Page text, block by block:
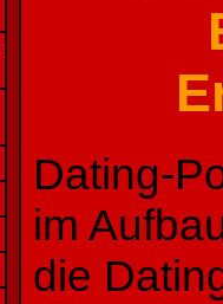
Dating-
im
die